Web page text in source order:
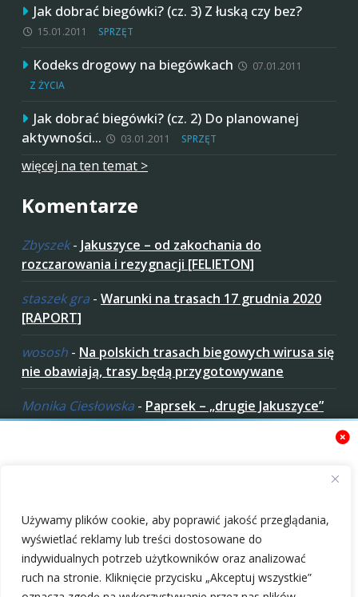
Używamy plików cookie, aby poprawić jakość przeglądania,
wyświetlać reklamy lub treści dostosowane do
indywidualnych potrzeb użytkowników oraz analizować
ruch na stronie. Kliknięcie przycisku „Akceptuj wszystkie”
Jak dobrać biegówki? (cz. 3) Z łuską czy bez?
15.01.2011 SPRZĘT
Kodeks drogowy na biegówkach
07.01.2011
Z ŻYCIA
Jak dobrać biegówki? (cz. 2) Do planowanej
aktywności…
03.01.2011 SPRZĘT
więcej na ten temat >
Komentarze
Zbyszek- Jakuszyce – od zakochania do
rozczarowania i rezygnacji [FELIETON]
staszek gra - Warunki na trasach 17 grudnia 2020
[RAPORT]
wososh - Na polskich trasach biegowych wirusa się
nie obawiają, trasy będą przygotowywane
Monika Ciesłowska - Paprsek – „drugie Jakuszyce”
w „czeskich Bieszczadach”